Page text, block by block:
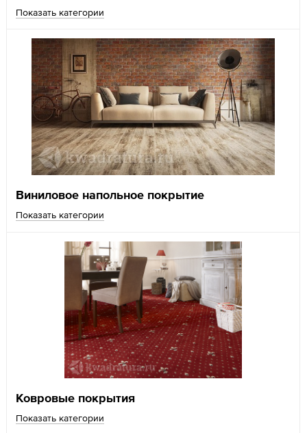
Показать категории
Виниловое напольное покрытие
Показать категории
Ковровые покрытия
Показать категории